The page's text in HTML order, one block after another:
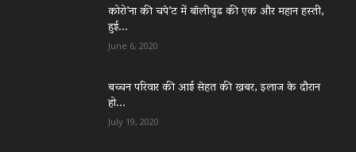
कोरो’ना की चपे’ट में बॉलीवुड की एक और महान हस्ती,
हुई...
June 6, 2020
बच्चन परिवार की आई सेहत की खबर, इलाज के दौरान
हो...
July 19, 2020